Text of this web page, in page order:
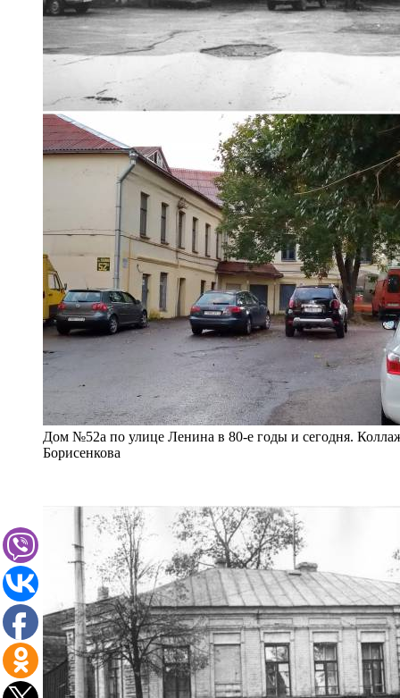
Дом №52а по улице Ленина в 80-е годы и сегодня.
Борисенкова